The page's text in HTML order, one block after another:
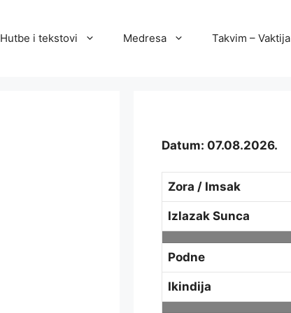
Hutbe i tekstovi Medresa Takvim – Vaktija
Datum: 07.08.2026.
Zora / Imsak
Izlazak Sunca
Podne
Ikindija